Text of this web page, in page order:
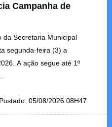
Campanha de
da Secretaria Municipal
segunda-feira (3) a
A ação segue até 1º
05/08/2026 08H47